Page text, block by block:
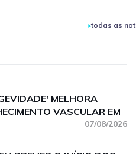
todas as
MELHORA
VASCULAR EM
07/08/2026